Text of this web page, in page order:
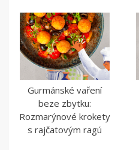
Gurmánské vaření
beze zbytku:
Rozmarýnové krokety
s rajčatovým ragú